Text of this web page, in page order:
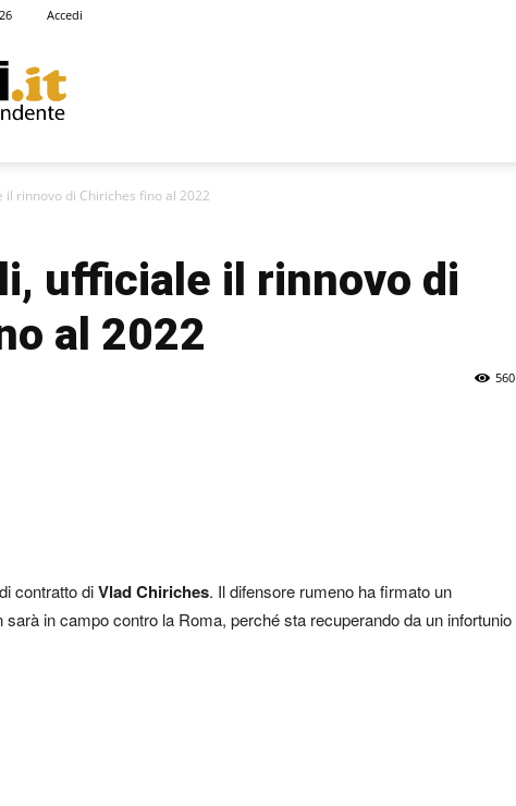
Accedi
il rinnovo di Chiriches fino al 2022
ufficiale il rinnovo di
al 2022
560
contratto diVlad Chiriches. Il difensore rumeno ha firmato un
in campo contro la Roma, perché sta recuperando da un infortunio